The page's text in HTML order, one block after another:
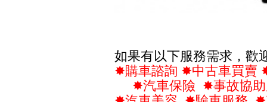
如果有以下服務需求，歡
✸購車諮詢 ✸中古車買賣
✸汽車保險 ✸事故協